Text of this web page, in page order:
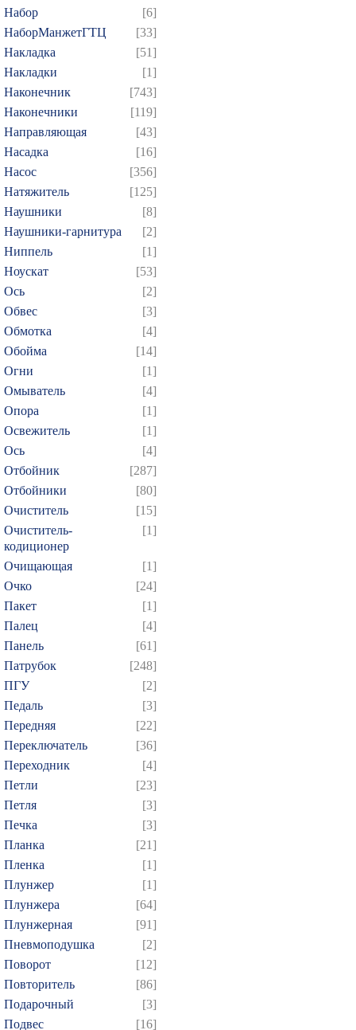
Набор
[6]
НаборМанжетГТЦ
[33]
Накладка
[51]
Накладки
[1]
Наконечник
[743]
Наконечники
[119]
Направляющая
[43]
Насадка
[16]
Насос
[356]
Натяжитель
[125]
Наушники
[8]
Наушники-гарнитура
[2]
Ниппель
[1]
Ноускат
[53]
Оcь
[2]
Обвес
[3]
Обмотка
[4]
Обойма
[14]
Огни
[1]
Омыватель
[4]
Опора
[1]
Освежитель
[1]
Ось
[4]
Отбойник
[287]
Отбойники
[80]
Очиститель
[15]
Очиститель-
кодиционер
[1]
Очищающая
[1]
Очко
[24]
Пакет
[1]
Палец
[4]
Панель
[61]
Патрубок
[248]
ПГУ
[2]
Педаль
[3]
Передняя
[22]
Переключатель
[36]
Переходник
[4]
Петли
[23]
Петля
[3]
Печка
[3]
Планка
[21]
Пленка
[1]
Плунжер
[1]
Плунжера
[64]
Плунжерная
[91]
Пневмоподушка
[2]
Поворот
[12]
Повторитель
[86]
Подарочный
[3]
Подвес
[16]